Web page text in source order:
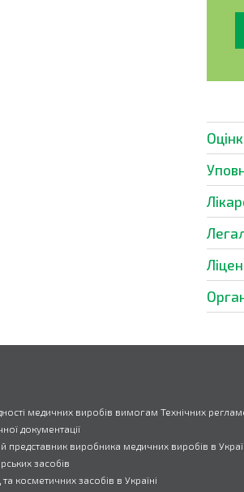
медичних виробів вимогам Технічних
документації
виробника медичних виробів в
засобів
косметичних засобів в Україні